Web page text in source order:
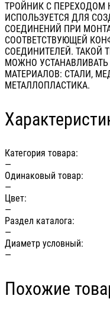
ТРОЙНИК С ПЕРЕХОДОМ
ИСПОЛЬЗУЕТСЯ ДЛЯ
СОЕДИНЕНИЙ ПРИ
СООТВЕТСТВУЮЩЕЙ
СОЕДИНИТЕЛЕЙ. ТАКОЙ
МОЖНО
МАТЕРИАЛОВ: СТАЛИ,
МЕТАЛЛОПЛАСТИКА.
Категория товара:
—
Одинаковый товар:
—
Цвет:
—
Раздел каталога:
—
Диаметр условный:
—
Похожие